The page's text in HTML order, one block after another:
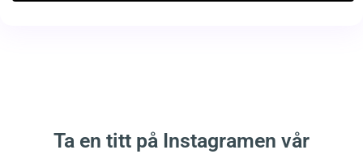
Ta en titt på Instagramen vår